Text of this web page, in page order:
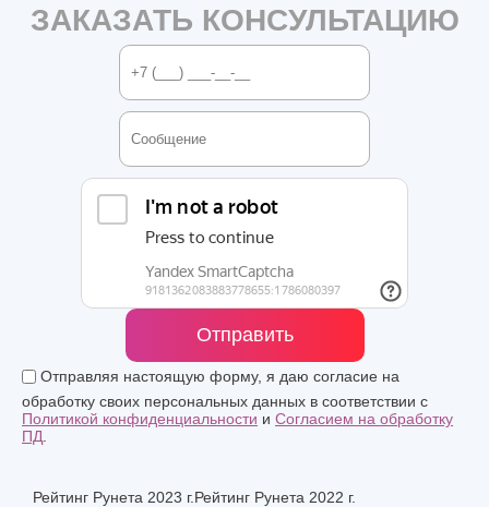
ЗАКАЗАТЬ КОНСУЛЬТАЦИЮ
Отправить
Отправляя настоящую форму, я даю согласие на
обработку своих персональных данных в соответствии с
Политикой конфиденциальности и Согласием на обработку
ПД
Рейтинг Рунета 2023 г.Рейтинг Рунета 2022 г.